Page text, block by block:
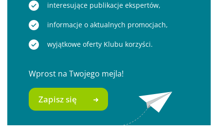
interesujące publikacje ekspertów,
informacje o aktualnych promocjach,
wyjątkowe oferty Klubu korzyści.
Wprost na Twojego mejla!
Zapisz się